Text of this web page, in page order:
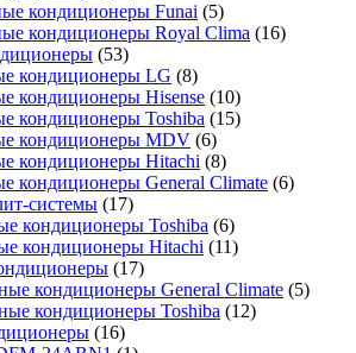
кондиционеры Funai (5)
кондиционеры Royal Clima (16)
(53)
кондиционеры LG (8)
кондиционеры Hisense (10)
кондиционеры Toshiba (15)
кондиционеры MDV (6)
кондиционеры Hitachi (8)
кондиционеры General Climate (6)
системы (17)
кондиционеры Toshiba (6)
кондиционеры Hitachi (11)
(17)
кондиционеры General Climate (5)
кондиционеры Toshiba (12)
(16)